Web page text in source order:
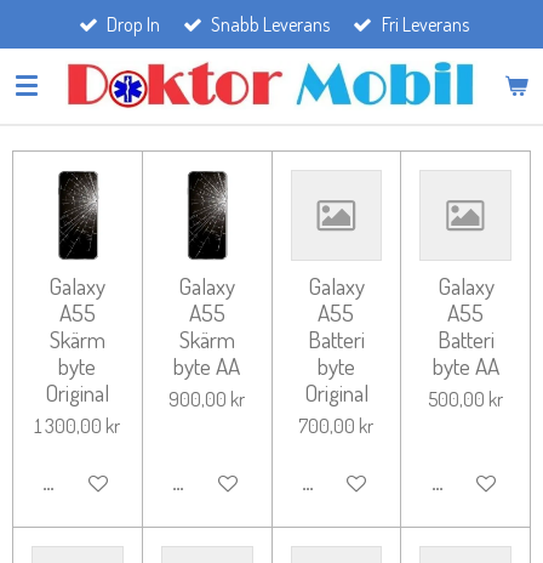
till
huvudinnehållet
Drop In Snabb Leverans Fri Leverans
Galaxy
A55
Skärm
byte
Original
1 300,00 kr
LÄGG TILL I VARUKORG
Galaxy
A55
Skärm
byte AA
900,00 kr
LÄGG TILL I VARUKORG
Galaxy
A55
Batteri
byte
Original
700,00 kr
LÄGG TILL I VARUKORG
Galaxy
A55
Batteri
byte AA
500,00 kr
LÄGG TILL I